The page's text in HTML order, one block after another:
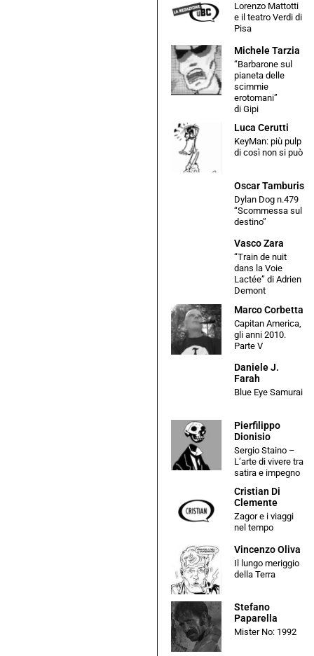
Lorenzo Mattotti
e il teatro Verdi di
Pisa
Michele Tarzia
“Barbarone sul
pianeta delle
scimmie
erotomani”
di Gipi
Luca Cerutti
KeyMan: più pulp
di così non si può
Oscar Tamburis
Dylan Dog n.479
“Scommessa sul
destino”
Vasco Zara
“Train de nuit
dans la Voie
Lactée” di Adrien
Demont
Marco Corbetta
Capitan America,
gli anni 2010.
Parte V
Daniele J.
Farah
Blue Eye Samurai
Pierfilippo
Dionisio
Sergio Staino –
L’arte di vivere tra
satira e impegno
Cristian Di
Clemente
Zagor e i viaggi
nel tempo
Vincenzo Oliva
Il lungo meriggio
della Terra
Stefano
Paparella
Mister No: 1992